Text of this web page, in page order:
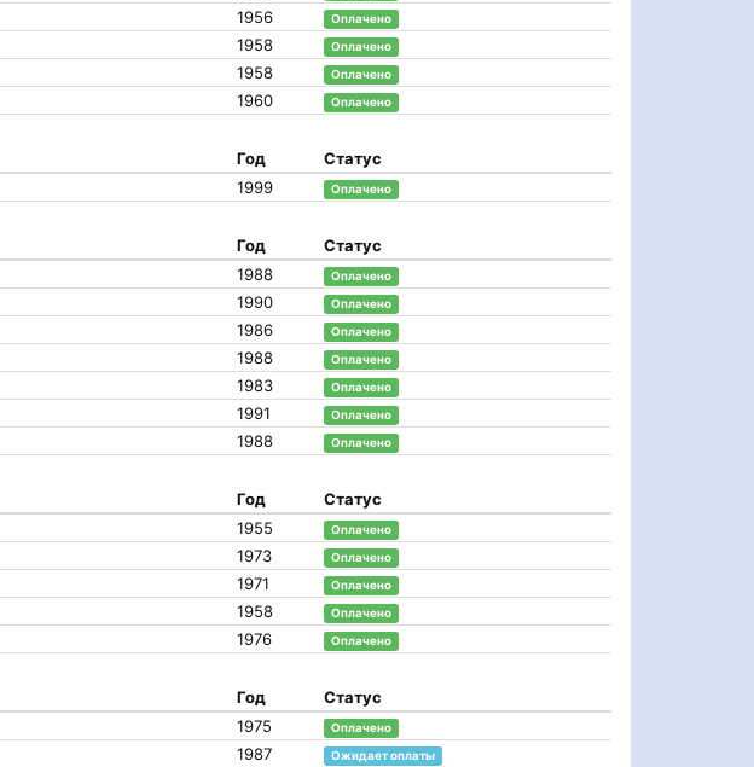
1956 Оплачено
1958 Оплачено
1958 Оплачено
1960 Оплачено
Год
Статус
1999 Оплачено
Год
Статус
1988 Оплачено
1990 Оплачено
1986 Оплачено
1988 Оплачено
1983 Оплачено
1991 Оплачено
1988 Оплачено
Год
Статус
1955 Оплачено
1973 Оплачено
1971 Оплачено
1958 Оплачено
1976 Оплачено
Год
Статус
1975 Оплачено
1987 Ожидает оплаты